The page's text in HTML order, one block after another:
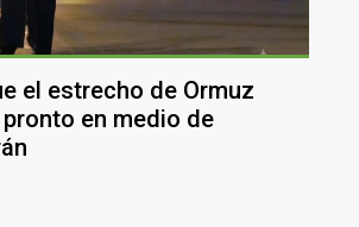
el estrecho de Ormuz
en medio de